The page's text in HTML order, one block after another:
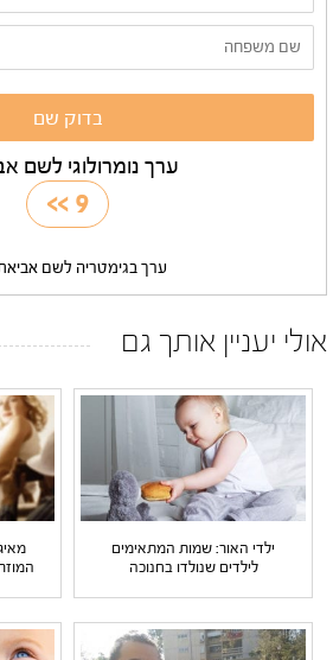
ערך נומרולוגי לשם
9
>>
ערך בגימטריה לשם
אולי יעניין אותך גם
ילדי האור: שמות המתאימים
לילדים שנולדו בחנוכה